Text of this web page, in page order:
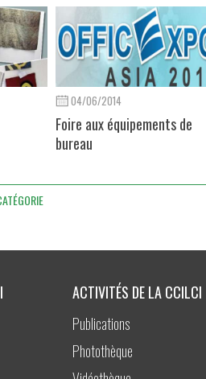
04/06/2014
Foire aux équipements de
bureau
ACTIVITÉS DE LA CCILCI
Publications
Photothèque